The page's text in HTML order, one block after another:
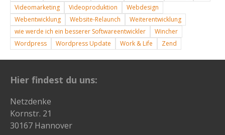
Videomarketing
Videoproduktion
Webdesign
Webentwicklung
Website-Relaunch
Weiterentwicklung
wie werde ich ein besserer Softwareentwickler
Wincher
Wordpress
Wordpress Update Work & Life Zend
Hier findest du uns:
Netzdenke
Kornstr. 21
30167 Hannover